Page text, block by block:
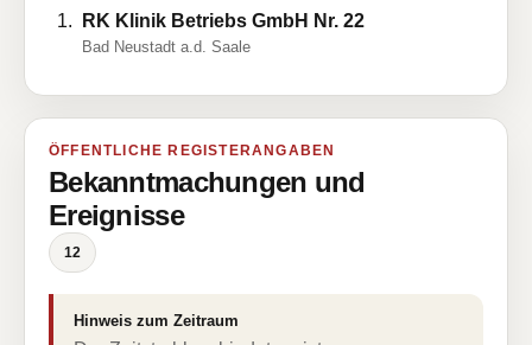
RK Klinik Betriebs GmbH Nr. 22
Bad Neustadt a.d. Saale
ÖFFENTLICHE REGISTERANGABEN
Bekanntmachungen und
Ereignisse
12
Hinweis zum Zeitraum